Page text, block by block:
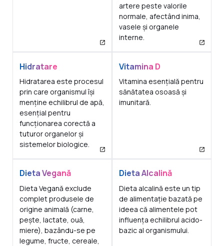
artere peste valorile
normale, afectând inima,
vasele și organele
interne.
Hidratare
Hidratarea este procesul
prin care organismul își
menține echilibrul de apă,
esențial pentru
funcționarea corectă a
tuturor organelor și
sistemelor biologice.
Vitamina D
Vitamina esențială pentru
sănătatea osoasă și
imunitară.
Dieta Vegană
Dieta Vegană exclude
complet produsele de
origine animală (carne,
pește, lactate, ouă,
miere), bazându-se pe
legume, fructe, cereale,
Dieta Alcalină
Dieta alcalină este un tip
de alimentație bazată pe
ideea că alimentele pot
influența echilibrul acido-
bazic al organismului.